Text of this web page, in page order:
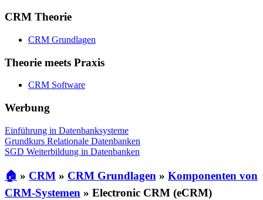
CRM Theorie
CRM Grundlagen
Theorie meets Praxis
CRM Software
Werbung
Einführung in Datenbanksysteme
Grundkurs Relationale Datenbanken
SGD Weiterbildung in Datenbanken
🏠 » CRM » CRM Grundlagen » Komponenten von
CRM-Systemen » Electronic CRM (eCRM)